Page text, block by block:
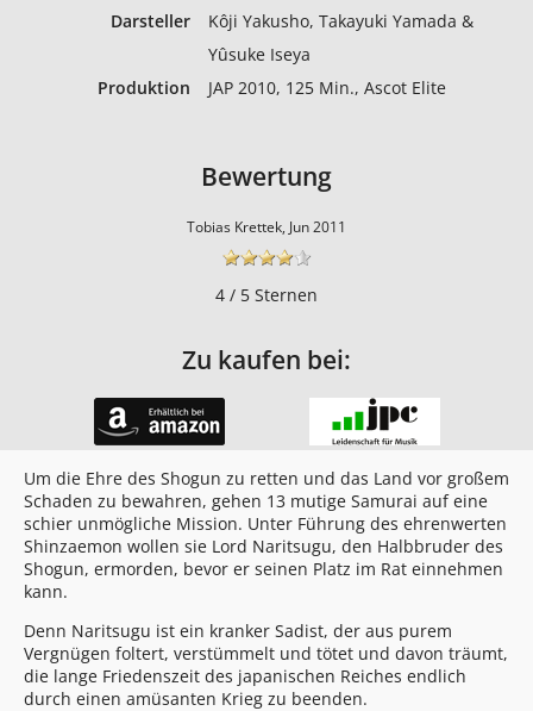
Darsteller
Kôji Yakusho, Takayuki Yamada &
Yûsuke Iseya
Produktion
JAP 2010, 125 Min., Ascot Elite
Bewertung
Tobias Krettek, Jun 2011
4 / 5 Sternen
Zu kaufen bei:
Um die Ehre des Shogun zu retten und das Land vor großem
Schaden zu bewahren, gehen 13 mutige Samurai auf eine
schier unmögliche Mission. Unter Führung des ehrenwerten
Shinzaemon wollen sie Lord Naritsugu, den Halbbruder des
Shogun, ermorden, bevor er seinen Platz im Rat einnehmen
kann.
Denn Naritsugu ist ein kranker Sadist, der aus purem
Vergnügen foltert, verstümmelt und tötet und davon träumt,
die lange Friedenszeit des japanischen Reiches endlich
durch einen amüsanten Krieg zu beenden.